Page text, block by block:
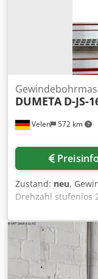
Velen 572 km
DUMETA D-JS-
Preisinfo
Zustand: neu,
Drehzahl stufenlos
Luftdruck 6 - 8 bar
pneumatisch
besitzt u.a. einen
und einen stabilen
Bohrungsarm
Arbeitstisch